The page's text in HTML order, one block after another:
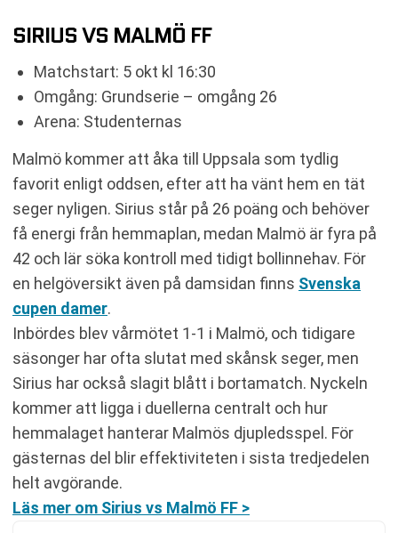
SIRIUS VS MALMÖ FF
Matchstart: 5 okt kl 16:30
Omgång: Grundserie – omgång 26
Arena: Studenternas
Malmö kommer att åka till Uppsala som tydlig
favorit enligt oddsen, efter att ha vänt hem en tät
seger nyligen. Sirius står på 26 poäng och behöver
få energi från hemmaplan, medan Malmö är fyra på
42 och lär söka kontroll med tidigt bollinnehav. För
en helgöversikt även på damsidan finns Svenska
cupen damer.
Inbördes blev vårmötet 1-1 i Malmö, och tidigare
säsonger har ofta slutat med skånsk seger, men
Sirius har också slagit blått i bortamatch. Nyckeln
kommer att ligga i duellerna centralt och hur
hemmalaget hanterar Malmös djupledsspel. För
gästernas del blir effektiviteten i sista tredjedelen
helt avgörande.
Läs mer om Sirius vs Malmö FF >